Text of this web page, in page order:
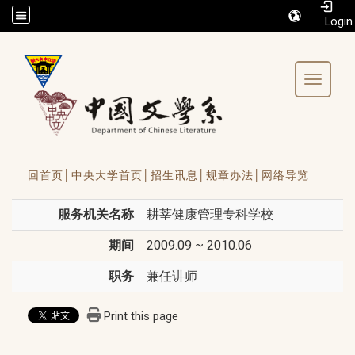
/accesskey"" title="Toolbar">:::
Toggle
回首页│ 中央大学首页│ 招生讯息│ 规章办法│ 网络导览
服务机关名称 耕莘健康管理专科学校
期间 2009.09 ~ 2010.06
职务 兼任讲师
Print this page